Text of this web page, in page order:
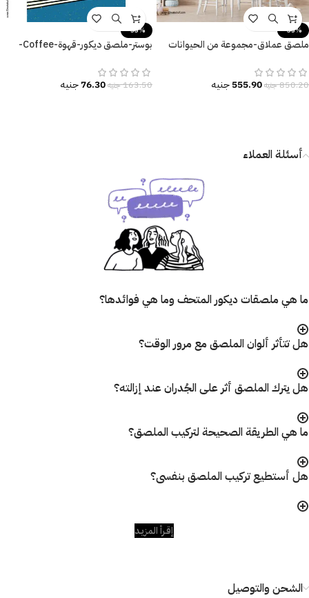
-35%
ملصق عملاق-مجموعة من الحيوانات
850.20جنيه555.90جنيه
-53%
بوستر-ملصق ديكور-قهوة-Coffee-
163.50جنيه76.30جنيه
أسئلة العملاء
ما هي ملصقات ديكور المتحف وما هي فوائدها؟
هل تتأثر ألوان الملصق مع مرور الوقت؟
هل يترك الملصق أثر على الجُدران عند إزالته؟
ما هي الطريقة الصحيحة لتركيب الملصق؟
هل أستطيع تركيب الملصق بنفسى؟
إقـرأ المزيـد
الشحن والتوصيل